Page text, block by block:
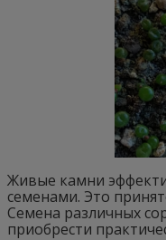
Живые камни
семенами. Это
Семена различных
приобрести